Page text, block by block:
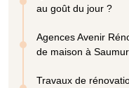
au goût du jour ?
Agences Avenir
de maison à
Travaux de